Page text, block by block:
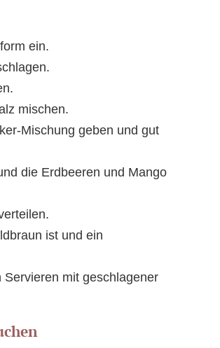
ein.
mischen.
Mischung geben und gut
die Erdbeeren und Mango
ist und ein
mit geschlagener